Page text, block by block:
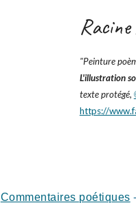
"Peinture
L'illustration
texte protégé,
https://
Commentaires poétiques -